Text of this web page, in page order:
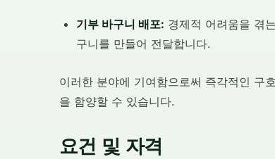
기부 바구니 배포: 경제적 어려움을 겪
구니를 만들어 전달합니다.
이러한 분야에 기여함으로써 즉각적인 구
을 함양할 수 있습니다.
요건 및 자격